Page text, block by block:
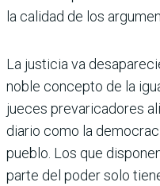
la calidad de los
La justicia va
noble concepto de la
jueces prevaricadores
diario como la
pueblo. Los que
parte del poder solo